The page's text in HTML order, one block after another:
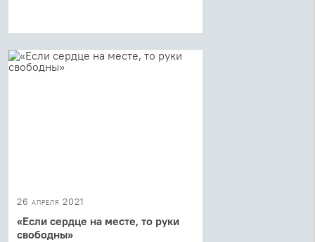
26 апреля 2021
«Если сердце на месте, то руки
свободны»